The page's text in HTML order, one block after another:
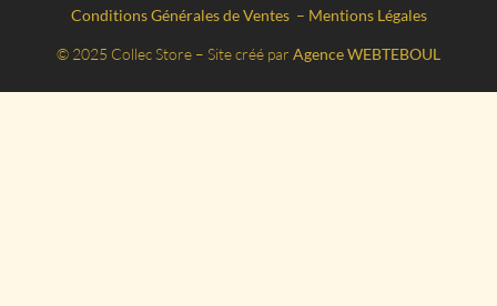
Conditions Générales de Ventes – Mentions Légales
© 2025 Collec Store – Site créé par Agence WEBTEBOUL